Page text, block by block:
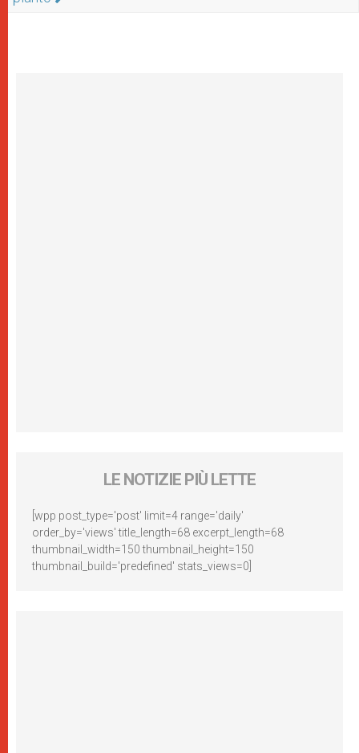
LE NOTIZIE PIÙ LETTE
[wpp post_type='post' limit=4 range='daily'
order_by='views' title_length=68 excerpt_length=68
thumbnail_width=150 thumbnail_height=150
thumbnail_build='predefined' stats_views=0]